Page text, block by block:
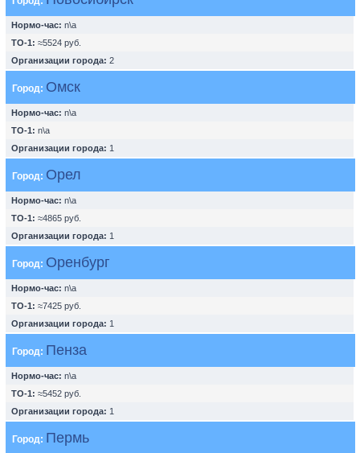
Нормо-час: n\a
ТО-1: ≈5524 руб.
Организации города: 2
Город: Омск
Нормо-час: n\a
ТО-1: n\a
Организации города: 1
Город: Орел
Нормо-час: n\a
ТО-1: ≈4865 руб.
Организации города: 1
Город: Оренбург
Нормо-час: n\a
ТО-1: ≈7425 руб.
Организации города: 1
Город: Пенза
Нормо-час: n\a
ТО-1: ≈5452 руб.
Организации города: 1
Город: Пермь